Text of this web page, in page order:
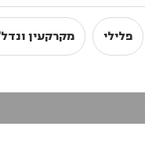
פלילי מקרקעין